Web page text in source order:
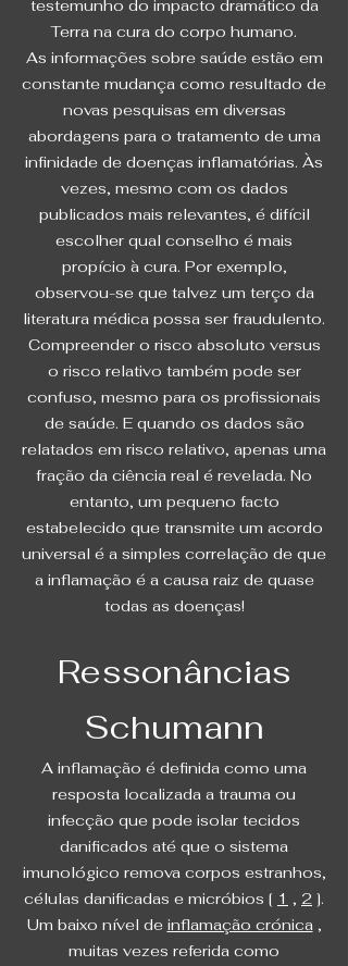
testemunho do impacto dramático da
Terra na cura do corpo humano.
As informações sobre saúde estão em
constante mudança como resultado de
novas pesquisas em diversas
abordagens para o tratamento de uma
infinidade de doenças inflamatórias. Às
vezes, mesmo com os dados
publicados mais relevantes, é difícil
escolher qual conselho é mais
propício à cura. Por exemplo,
observou-se que talvez um terço da
literatura médica possa ser fraudulento.
Compreender o risco absoluto versus
o risco relativo também pode ser
confuso, mesmo para os profissionais
de saúde. E quando os dados são
relatados em risco relativo, apenas uma
fração da ciência real é revelada. No
entanto, um pequeno facto
estabelecido que transmite um acordo
universal é a simples correlação de que
a inflamação é a causa raiz de quase
todas as doenças!
Ressonâncias
Schumann
A inflamação é definida como uma
resposta localizada a trauma ou
infecção que pode isolar tecidos
danificados até que o sistema
imunológico remova corpos estranhos,
células danificadas e micróbios [ 1 , 2 ].
Um baixo nível de inflamação crónica,
muitas vezes referida como